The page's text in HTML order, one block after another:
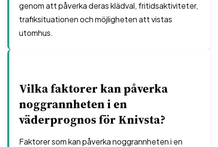
genom att påverka deras klädval, fritidsaktiviteter,
trafiksituationen och möjligheten att vistas
utomhus.
Vilka faktorer kan påverka
noggrannheten i en
väderprognos för Knivsta?
Faktorer som kan påverka noggrannheten i en